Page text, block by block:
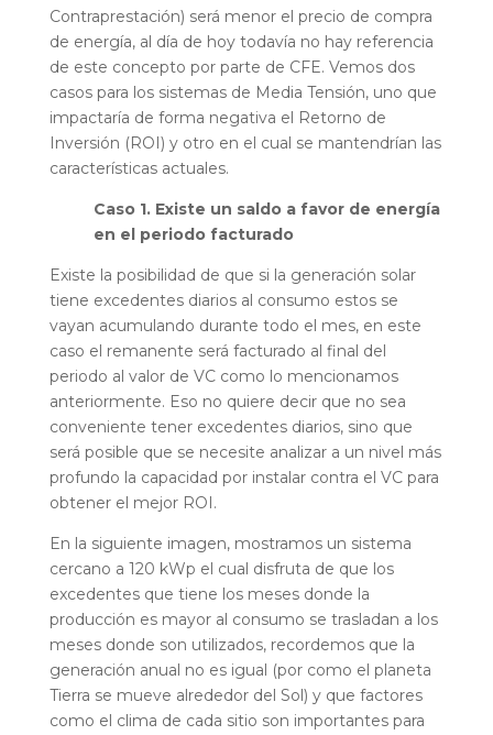
Contraprestación) será menor el precio de compra
de energía, al día de hoy todavía no hay referencia
de este concepto por parte de CFE. Vemos dos
casos para los sistemas de Media Tensión, uno que
impactaría de forma negativa el Retorno de
Inversión (ROI) y otro en el cual se mantendrían las
características actuales.
Caso 1. Existe un saldo a favor de energía
en el periodo facturado
Existe la posibilidad de que si la generación solar
tiene excedentes diarios al consumo estos se
vayan acumulando durante todo el mes, en este
caso el remanente será facturado al final del
periodo al valor de VC como lo mencionamos
anteriormente. Eso no quiere decir que no sea
conveniente tener excedentes diarios, sino que
será posible que se necesite analizar a un nivel más
profundo la capacidad por instalar contra el VC para
obtener el mejor ROI.
En la siguiente imagen, mostramos un sistema
cercano a 120 kWp el cual disfruta de que los
excedentes que tiene los meses donde la
producción es mayor al consumo se trasladan a los
meses donde son utilizados, recordemos que la
generación anual no es igual (por como el planeta
Tierra se mueve alrededor del Sol) y que factores
como el clima de cada sitio son importantes para